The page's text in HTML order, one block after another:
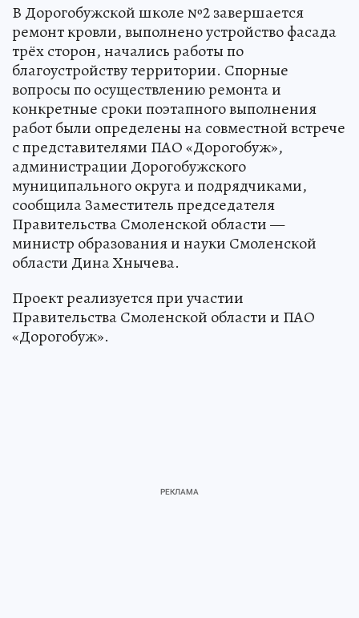
В Дорогобужской школе №2 завершается
ремонт кровли, выполнено устройство фасада
трёх сторон, начались работы по
благоустройству территории. Спорные
вопросы по осуществлению ремонта и
конкретные сроки поэтапного выполнения
работ были определены на совместной встрече
с представителями ПАО «Дорогобуж»,
администрации Дорогобужского
муниципального округа и подрядчиками,
сообщила Заместитель председателя
Правительства Смоленской области —
министр образования и науки Смоленской
области Дина Хнычева.
Проект реализуется при участии
Правительства Смоленской области и ПАО
«Дорогобуж».